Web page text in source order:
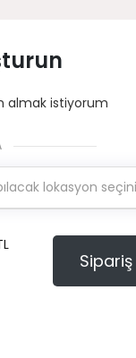
almak istiyorum